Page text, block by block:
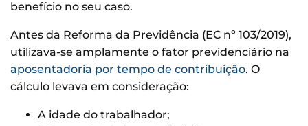
benefício no seu caso.
Antes da Reforma da Previdência (EC nº 103/2019),
utilizava-se amplamente o fator previdenciário na
aposentadoria por tempo de contribuição. O
cálculo levava em consideração:
A idade do trabalhador;